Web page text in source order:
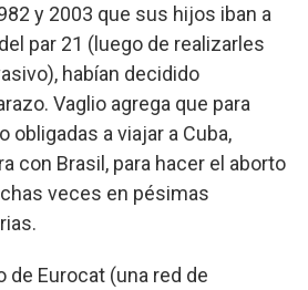
y 2003 que sus hijos iban a
par 21 (luego de realizarles
habían decidido
Vaglio agrega que para
obligadas a viajar a Cuba,
con Brasil, para hacer el aborto
veces en pésimas
de Eurocat (una red de